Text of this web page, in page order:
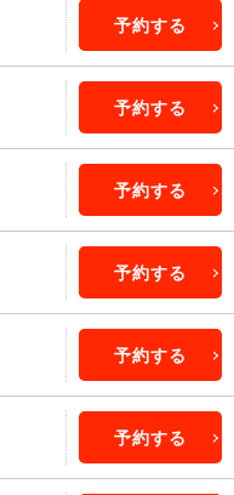
予約する
予約する
予約する
予約する
予約する
予約する